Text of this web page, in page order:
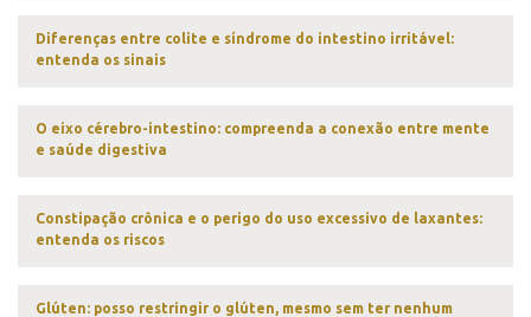
Diferenças entre colite e síndrome do intestino irritável:
entenda os sinais
O eixo cérebro-intestino: compreenda a conexão entre mente
e saúde digestiva
Constipação crônica e o perigo do uso excessivo de laxantes:
entenda os riscos
Glúten: posso restringir o glúten, mesmo sem ter nenhum